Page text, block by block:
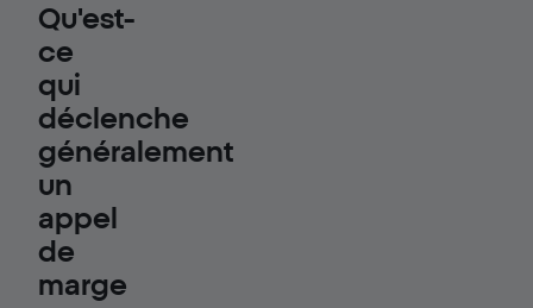
Qu'est-
ce
qui
déclenche
généralement
un
appel
de
marge